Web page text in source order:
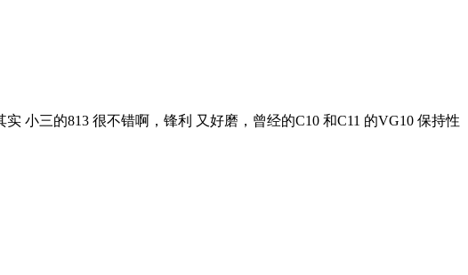
小三的813 很不错啊，锋利 又好磨，曾经的C10 和C11 的VG10 保持性